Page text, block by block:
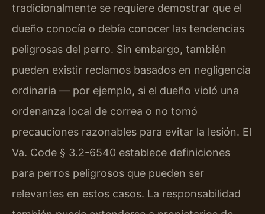
tradicionalmente se requiere demostrar que el
dueño conocía o debía conocer las tendencias
peligrosas del perro. Sin embargo, también
pueden existir reclamos basados en negligencia
ordinaria — por ejemplo, si el dueño violó una
ordenanza local de correa o no tomó
precauciones razonables para evitar la lesión. El
Va. Code § 3.2-6540 establece definiciones
para perros peligrosos que pueden ser
relevantes en estos casos. La responsabilidad